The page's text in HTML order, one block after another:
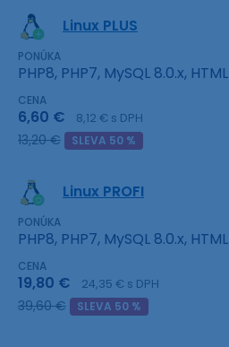
Linux PLUS
PONÚKA
PHP8, PHP7, MySQL 8.0.x, HTML
CENA
6,60 € 8,12 € s DPH
13,20 € SLEVA 50 %
Linux PROFI
PONÚKA
PHP8, PHP7, MySQL 8.0.x, HTML
CENA
19,80 € 24,35 € s DPH
39,60 € SLEVA 50 %